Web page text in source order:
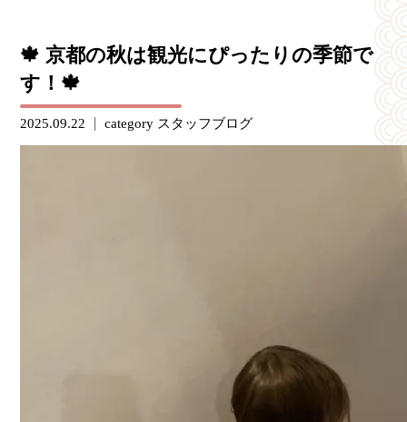
🍁 京都の秋は観光にぴったりの季節で
す！🍁
2025.09.22 category スタッフブログ